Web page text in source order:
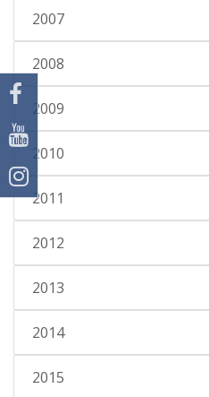
2007
2008
2009
2010
2011
2012
2013
2014
2015